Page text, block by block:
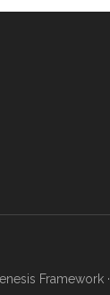
Framework·